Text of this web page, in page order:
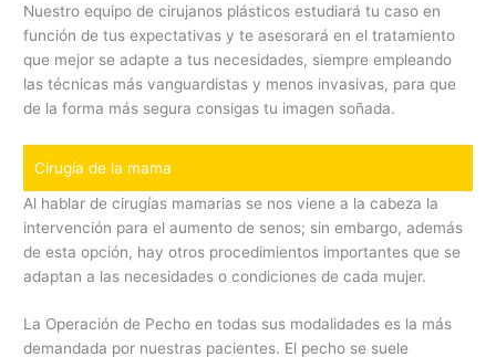
Nuestro equipo de cirujanos plásticos estudiará tu caso en
función de tus expectativas y te asesorará en el tratamiento
que mejor se adapte a tus necesidades, siempre empleando
las técnicas más vanguardistas y menos invasivas, para que
de la forma más segura consigas tu imagen soñada.
Cirugía de la mama
Al hablar de cirugías mamarias se nos viene a la cabeza la
intervención para el aumento de senos; sin embargo, además
de esta opción, hay otros procedimientos importantes que se
adaptan a las necesidades o condiciones de cada mujer.
La Operación de Pecho en todas sus modalidades es la más
demandada por nuestras pacientes. El pecho se suele